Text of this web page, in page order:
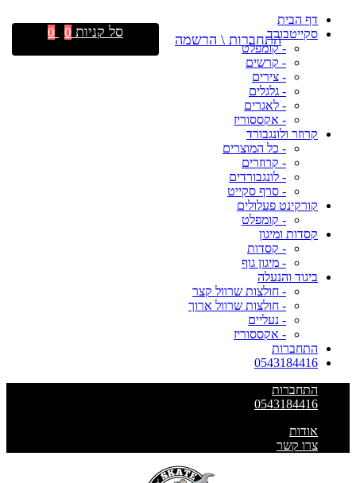
דף הבית
סקייטבורד
- קומפלט
- קרשים
- צירים
- גלגלים
- לאגרים
- אקססוריז
קרוזר ולונגבורד
- כל המוצרים
- קרוזרים
- לונגבורדים
- סרף סקייט
קורקינט פעלולים
- קומפלט
קסדות ומיגון
- קסדות
- מיגון גוף
ביגוד והנעלה
- חולצות שרוול קצר
- חולצות שרוול ארוך
- נעליים
- אקססוריז
התחברות
0543184416
התחברות
0543184416
אודות
צרו קשר
התחברות \ הרשמה סל קניות 0
0